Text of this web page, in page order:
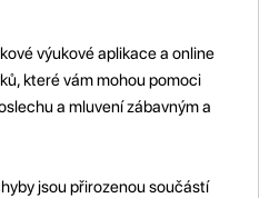
výukové aplikace a online
které vám mohou pomoci
a mluvení zábavným a
jsou přirozenou součástí